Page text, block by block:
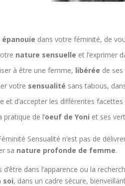
épanouie dans votre féminité, de
nature sensuelle et l’exprimer
à être une femme, libérée de
votre sensualité sans tabous,
et d’accepter les différentes
pratique de l’oeuf de Yoni et ses
Sensualité n’est pas de
sa nature profonde de femme.
d’être dans l’apparence ou la
soi, dans un cadre sécure,